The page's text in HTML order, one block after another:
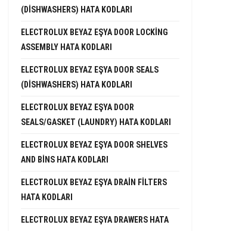
(DISHWASHERS) HATA KODLARI
ELECTROLUX BEYAZ EŞYA DOOR LOCKING
ASSEMBLY HATA KODLARI
ELECTROLUX BEYAZ EŞYA DOOR SEALS
(DISHWASHERS) HATA KODLARI
ELECTROLUX BEYAZ EŞYA DOOR
SEALS/GASKET (LAUNDRY) HATA KODLARI
ELECTROLUX BEYAZ EŞYA DOOR SHELVES
AND BINS HATA KODLARI
ELECTROLUX BEYAZ EŞYA DRAIN FILTERS
HATA KODLARI
ELECTROLUX BEYAZ EŞYA DRAWERS HATA